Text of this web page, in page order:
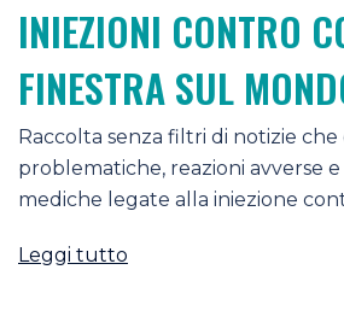
INIEZIONI CONTRO
FINESTRA SUL
Raccolta senza filtri di notizie che
problematiche, reazioni avverse
mediche legate alla iniezione
Leggi tutto